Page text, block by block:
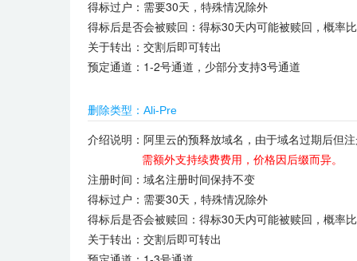
得标过户：需要30天，特殊情况除外
得标后是否会被赎回：得标30天内可能被赎回，概率
关于转出：交割后即可转出
预定通道：1-2号通道，少部分支持3号通道
删除类型：Ali-Pre
介绍说明：阿里云的预释放域名，由于域名过期后但
需额外支持续费费用，价格因后缀而异。
注册时间：域名注册时间保持不变
得标过户：需要30天，特殊情况除外
得标后是否会被赎回：得标30天内可能被赎回，概率
关于转出：交割后即可转出